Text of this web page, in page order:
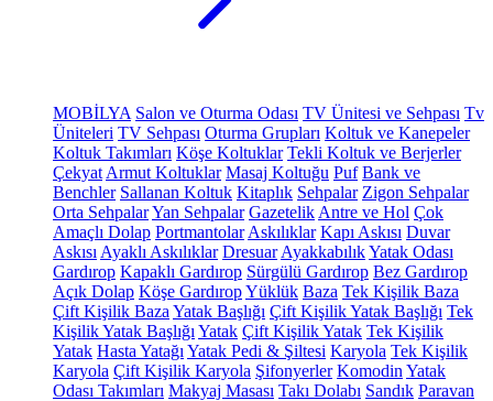
MOBİLYA Salon ve Oturma Odası TV Ünitesi ve Sehpası Tv
Üniteleri TV Sehpası Oturma Grupları Koltuk ve Kanepeler
Koltuk Takımları Köşe Koltuklar Tekli Koltuk ve Berjerler
Çekyat Armut Koltuklar Masaj Koltuğu Puf Bank ve
Benchler Sallanan Koltuk Kitaplık Sehpalar Zigon Sehpalar
Orta SehpalarYan Sehpalar Gazetelik Antre ve Hol Çok
Amaçlı Dolap Portmantolar Askılıklar Kapı Askısı Duvar
Askısı Ayaklı Askılıklar Dresuar AyakkabılıkYatak Odası
Gardırop Kapaklı Gardırop Sürgülü Gardırop Bez Gardırop
Açık Dolap Köşe GardıropYüklük Baza Tek Kişilik Baza
Çift Kişilik Baza Yatak Başlığı Çift Kişilik Yatak Başlığı Tek
Kişilik Yatak Başlığı Yatak Çift Kişilik Yatak Tek Kişilik
Yatak Hasta Yatağı Yatak Pedi & Şiltesi Karyola Tek Kişilik
Karyola Çift Kişilik Karyola Şifonyerler Komodin Yatak
Odası Takımları Makyaj Masası Takı Dolabı Sandık Paravan